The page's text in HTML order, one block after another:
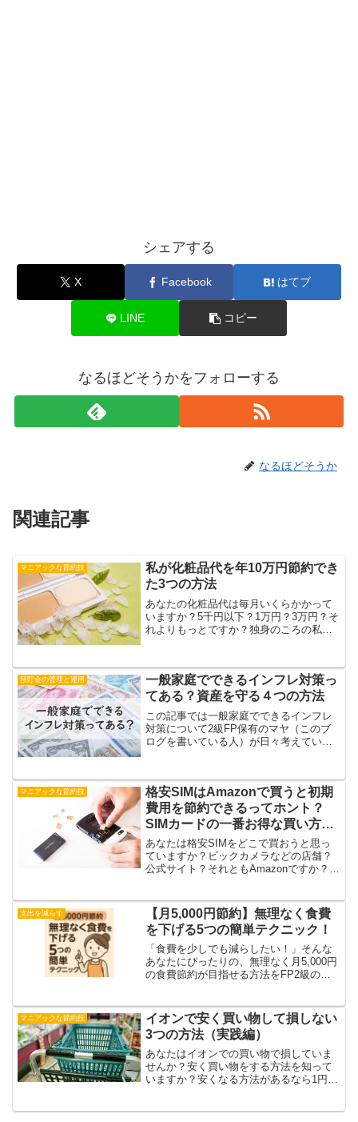
シェアする
X Facebook はてブ
LINE コピー
なるほどそうかをフォローする
なるほどそうか
関連記事
マニアックな節約技
私が化粧品代を年10万円節約でき
た3つの方法
あなたの化粧品代は毎月いくらかかって
いますか？5千円以下？1万円？3万円？そ
れよりもっとですか？独身のころの私は
とになります。好きなブランドの新商品
が出るたびに「買わ...
預貯金の管理と運用
一般家庭でできるインフレ対策っ
てある？資産を守る４つの方法
この記事では一般家庭でできるインフレ
対策について2級FP保有のマヤ（このブ
ログを書いている人）が日々考えている
め３．定期的な支出の見直し４．貯蓄を
現金以外で持つ物価高で...
マニアックな節約技
格安SIMはAmazonで買うと初期
費用を節約できるってホント？
SIMカードの一番お得な買い方を
教えます！
あなたは格安SIMをどこで買おうと思っ
ていますか？ビックカメラなどの店舗？
公式サイト？それともAmazonですか？ど
費用を節約できることがあるのです。結
論から言うと、...
支出を減らす
【月5,000円節約】無理なく食費
を下げる5つの簡単テクニック！
「食費を少しでも減らしたい！」そんな
あなたにぴったりの、無理なく月5,000円
の食費節約が目指せる方法をFP2級の管
実践している方法もあります。忙しい主
婦や一人暮らしの...
マニアックな節約技
イオンで安く買い物して損しない
3つの方法（実践編）
あなたはイオンでの買い物で損していま
せんか？安く買い物をする方法を知って
いますか？安くなる方法があるなら1円で